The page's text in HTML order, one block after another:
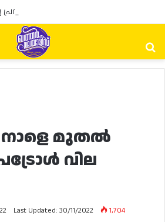
മുതല്‍
വില
Last Updated: 30/11/2022
1,704